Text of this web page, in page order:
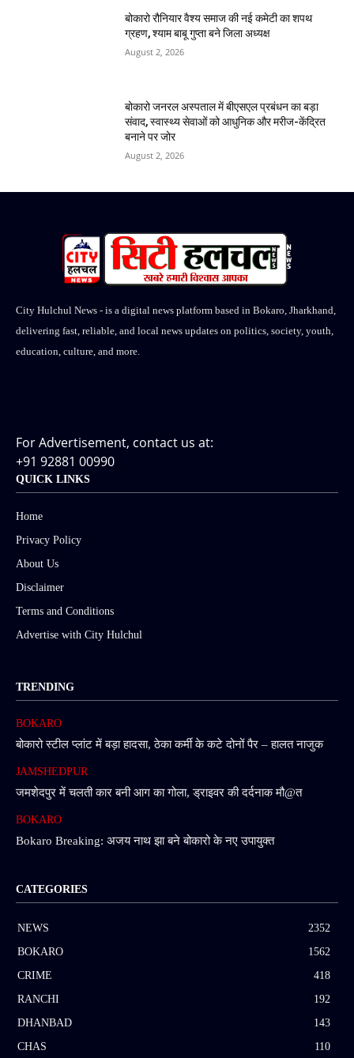
बोकारो रौनियार वैश्य समाज की नई कमेटी का शपथ
ग्रहण, श्याम बाबू गुप्ता बने जिला अध्यक्ष
August 2, 2026
बोकारो जनरल अस्पताल में बीएसएल प्रबंधन का बड़ा
संवाद, स्वास्थ्य सेवाओं को आधुनिक और मरीज-केंद्रित
बनाने पर जोर
August 2, 2026
City Hulchul News - is a digital news platform based in Bokaro, Jharkhand,
delivering fast, reliable, and local news updates on politics, society, youth,
education, culture, and more.
For Advertisement, contact us at:
+91 92881 00990
QUICK LINKS
Home
Privacy Policy
About Us
Disclaimer
Terms and Conditions
Advertise with City Hulchul
TRENDING
BOKARO
बोकारो स्टील प्लांट में बड़ा हादसा, ठेका कर्मी के कटे दोनों पैर – हालत नाजुक
JAMSHEDPUR
जमशेदपुर में चलती कार बनी आग का गोला, ड्राइवर की दर्दनाक मौ@त
BOKARO
Bokaro Breaking: अजय नाथ झा बने बोकारो के नए उपायुक्त
CATEGORIES
NEWS
2352
BOKARO
1562
CRIME
418
RANCHI
192
DHANBAD
143
CHAS
110